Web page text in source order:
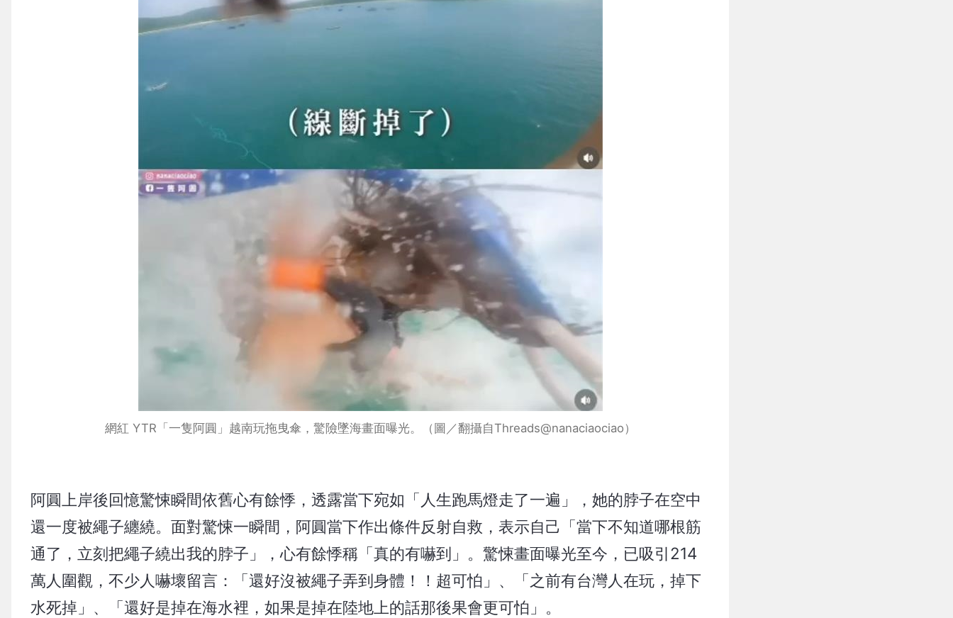
網紅 YTR「一隻阿圓」越南玩拖曳傘，驚險墜海畫面曝光。（圖／翻攝自Threads@nanaciaociao）
阿圓上岸後回憶驚悚瞬間依舊心有餘悸，透露當下宛如「人生跑馬燈走了一遍」，她的脖子在空中
還一度被繩子纏繞。面對驚悚一瞬間，阿圓當下作出條件反射自救，表示自己「當下不知道哪根筋
通了，立刻把繩子繞出我的脖子」，心有餘悸稱「真的有嚇到」。驚悚畫面曝光至今，已吸引214
萬人圍觀，不少人嚇壞留言：「還好沒被繩子弄到身體！！超可怕」、「之前有台灣人在玩，掉下
水死掉」、「還好是掉在海水裡，如果是掉在陸地上的話那後果會更可怕」。